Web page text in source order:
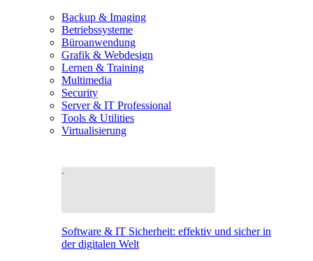
Backup & Imaging
Betriebssysteme
Büroanwendung
Grafik & Webdesign
Lernen & Training
Multimedia
Security
Server & IT Professional
Tools & Utilities
Virtualisierung
Software & IT Sicherheit: effektiv und sicher in
der digitalen Welt